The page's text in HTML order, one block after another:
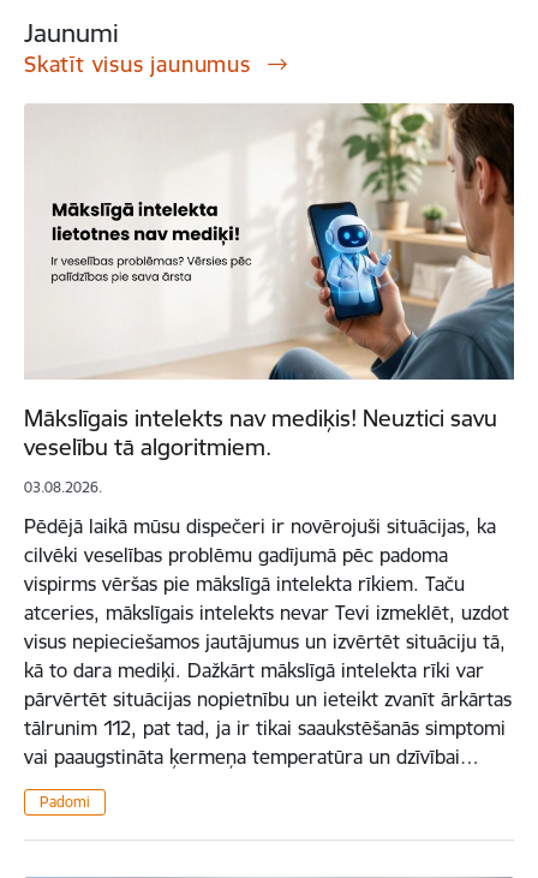
Jaunumi
Skatīt visus jaunumus
Mākslīgais intelekts nav mediķis! Neuztici savu
veselību tā algoritmiem.
03.08.2026.
Pēdējā laikā mūsu dispečeri ir novērojuši situācijas, ka
cilvēki veselības problēmu gadījumā pēc padoma
vispirms vēršas pie mākslīgā intelekta rīkiem. Taču
atceries, mākslīgais intelekts nevar Tevi izmeklēt, uzdot
visus nepieciešamos jautājumus un izvērtēt situāciju tā,
kā to dara mediķi. Dažkārt mākslīgā intelekta rīki var
pārvērtēt situācijas nopietnību un ieteikt zvanīt ārkārtas
tālrunim 112, pat tad, ja ir tikai saaukstēšanās simptomi
vai paaugstināta ķermeņa temperatūra un dzīvībai…
Padomi